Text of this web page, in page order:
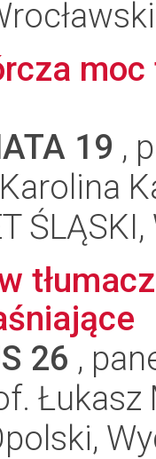
19 ,
26 ,
Łukasz